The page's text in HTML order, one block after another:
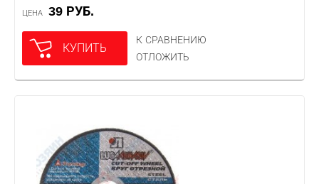
ЦЕНА 39 РУБ.
КУПИТЬ
К СРАВНЕНИЮ
ОТЛОЖИТЬ